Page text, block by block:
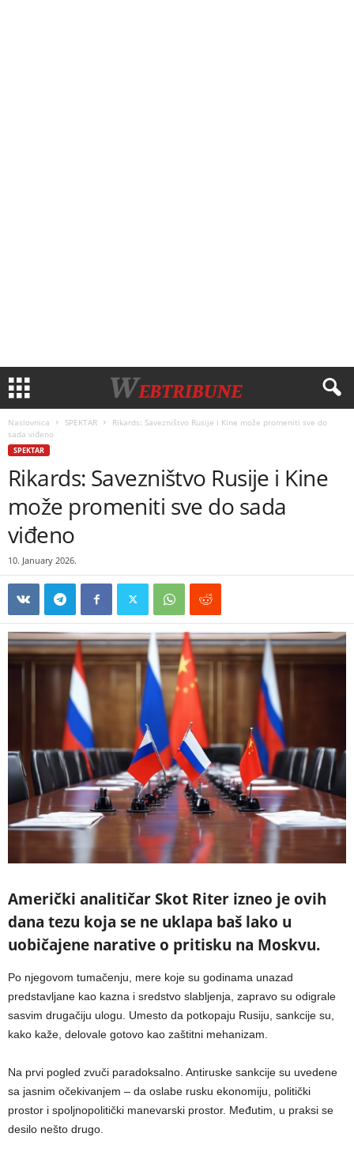
Naslovnica SPEKTAR
Rikards: Savezništvo Rusije i Kine može promeniti sve do
sada viđeno
SPEKTAR
Rikards: Savezništvo Rusije i Kine
može promeniti sve do sada
viđeno
10. January 2026.
Američki analitičar Skot Riter izneo je ovih
dana tezu koja se ne uklapa baš lako u
uobičajene narative o pritisku na Moskvu.
Po njegovom tumačenju, mere koje su godinama unazad
predstavljane kao kazna i sredstvo slabljenja, zapravo su odigrale
sasvim drugačiju ulogu. Umesto da potkopaju Rusiju, sankcije su,
kako kaže, delovale gotovo kao zaštitni mehanizam.
Na prvi pogled zvuči paradoksalno. Antiruske sankcije su uvedene
sa jasnim očekivanjem – da oslabe rusku ekonomiju, politički
prostor i spoljnopolitički manevarski prostor. Međutim, u praksi se
desilo nešto drugo.